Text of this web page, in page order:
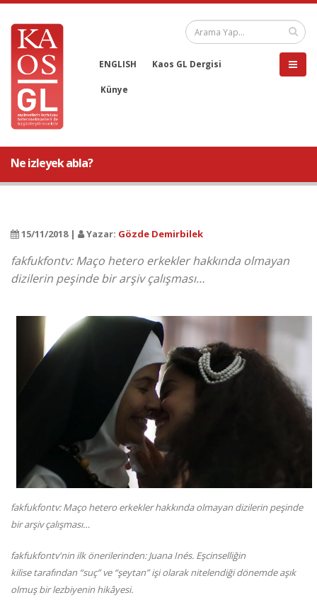
ENGLISH Kaos GL Dergisi
Künye
Ne izleyek abla?
15/11/2018 | Yazar: Gözde Demirbilek
fakfukfontv: Maço hetero erkekler hakkında olmayan
dizilerin peşinde bir arşiv çalışması…
fakfukfontv: Maço hetero erkekler hakkında olmayan dizilerin peşinde
bir arşiv çalışması…
fakfukfontv'nin ilk önerilerinden: Juana Inés. Eşcinselliğin
kilise tarafından “suç”ve “şeytan”işi olarak nitelendiği dönemde aşık
olmuş bir lezbiyenin hikâyesi.